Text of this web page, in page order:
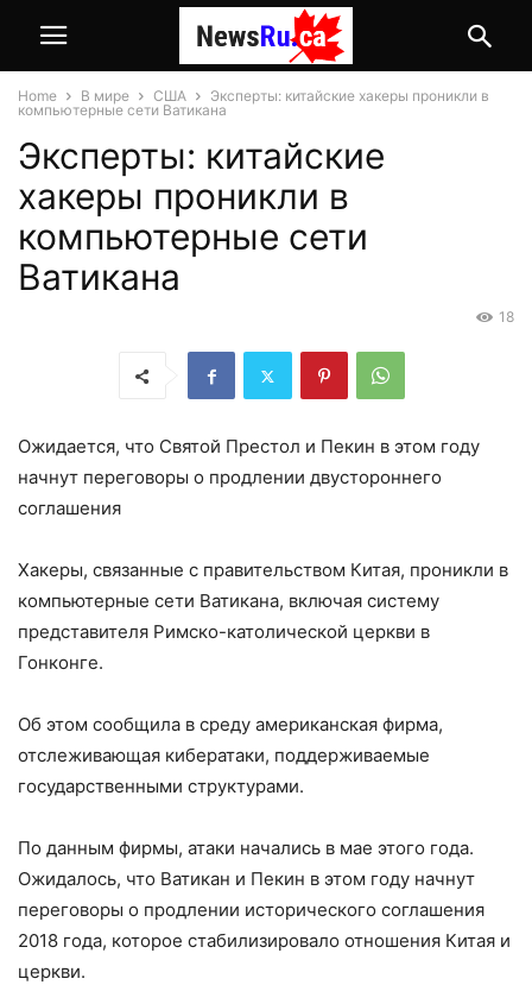
Home В мире США
Эксперты: китайские хакеры проникли в
компьютерные сети Ватикана
Эксперты: китайские
хакеры проникли в
компьютерные сети
Ватикана
18
Ожидается, что Святой Престол и Пекин в этом году
начнут переговоры о продлении двустороннего
соглашения
Хакеры, связанные с правительством Китая, проникли в
компьютерные сети Ватикана, включая систему
представителя Римско-католической церкви в
Гонконге.
Об этом сообщила в среду американская фирма,
отслеживающая кибератаки, поддерживаемые
государственными структурами.
По данным фирмы, атаки начались в мае этого года.
Ожидалось, что Ватикан и Пекин в этом году начнут
переговоры о продлении исторического соглашения
2018 года, которое стабилизировало отношения Китая и
церкви.